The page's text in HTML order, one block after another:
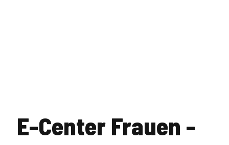
E-Center Frauen -